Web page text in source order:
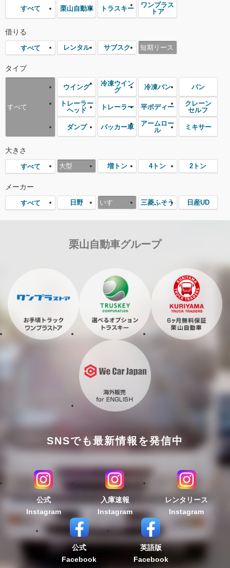
すべて 栗山自動車 トラスキー
ワンプラス
トア
借りる
すべて レンタル サブスク 短期リース
タイプ
すべて
ウイング
冷凍ウイン
グ
冷凍バン バン
トレーラー
ヘッド
トレーラー 平ボディー
クレーン
セルフ
ダンプ パッカー車
アームロー
ル
ミキサー
大きさ
すべて 大型 増トン 4トン 2トン
メーカー
すべて 日野 いすゞ 三菱ふそう 日産UD
栗山自動車グループ
SNSでも最新情報を発信中
公式
Instagram
入庫速報
Instagram
レンタリース
Instagram
公式
Facebook
英語版
Facebook